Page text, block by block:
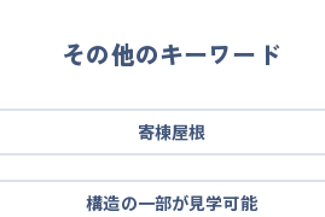
その他のキーワード
寄棟屋根
構造の一部が見学可能